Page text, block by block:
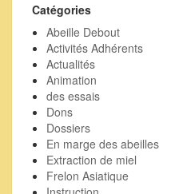
Catégories
Abeille Debout
Activités Adhérents
Actualités
Animation
des essais
Dons
Dossiers
En marge des abeilles
Extraction de miel
Frelon Asiatique